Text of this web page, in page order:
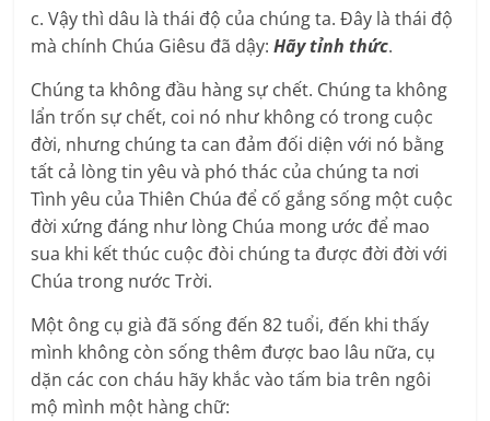
c. Vậy thì dâu là thái độ của chúng ta. Đây là thái độ
mà chính Chúa Giêsu đã dậy:Hãy tỉnh thức.
Chúng ta không đầu hàng sự chết. Chúng ta không
lẩn trốn sự chết, coi nó như không có trong cuộc
đời, nhưng chúng ta can đảm đối diện với nó bằng
tất cả lòng tin yêu và phó thác của chúng ta nơi
Tình yêu của Thiên Chúa để cố gắng sống một cuộc
đời xứng đáng như lòng Chúa mong ước để mao
sua khi kết thúc cuộc đòi chúng ta được đời đời với
Chúa trong nước Trời.
Một ông cụ già đã sống đến 82 tuổi, đến khi thấy
mình không còn sống thêm được bao lâu nữa, cụ
dặn các con cháu hãy khắc vào tấm bia trên ngôi
mộ mình một hàng chữ: